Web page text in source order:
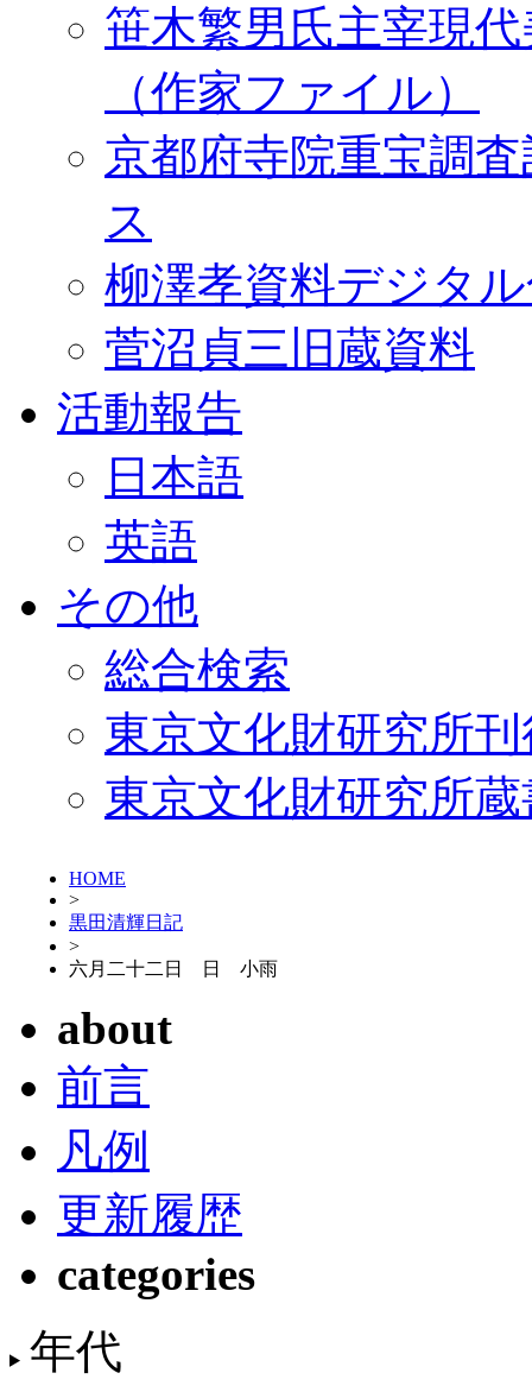
笹木繁男氏主宰現
（作家ファイル）
京都府寺院重宝調
ス
柳澤孝資料デジタ
菅沼貞三旧蔵資料
活動報告
日本語
英語
その他
総合検索
東京文化財研究所
東京文化財研究所
HOME
>
黒田清輝日記
>
六月二十二日 日 小雨
about
前言
凡例
更新履歴
categories
年代